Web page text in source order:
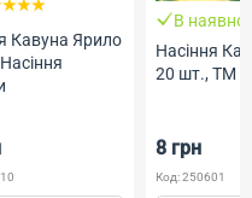
Кавуна Ярило
В
Насіння
20 шт., ТМ
8 грн
Код: 250601